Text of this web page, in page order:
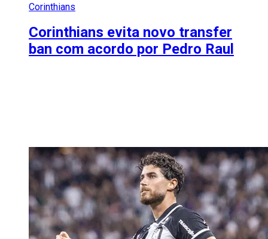
Corinthians
Corinthians evita novo transfer
ban com acordo por Pedro Raul